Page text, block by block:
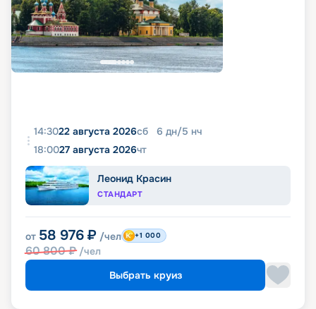
14:3022 августа 2026сб 6 дн/5 нч
18:0027 августа 2026чт
Леонид Красин
СТАНДАРТ
от 58 976 ₽ /чел
60 800₽ /чел
+1 000
Выбрать круиз